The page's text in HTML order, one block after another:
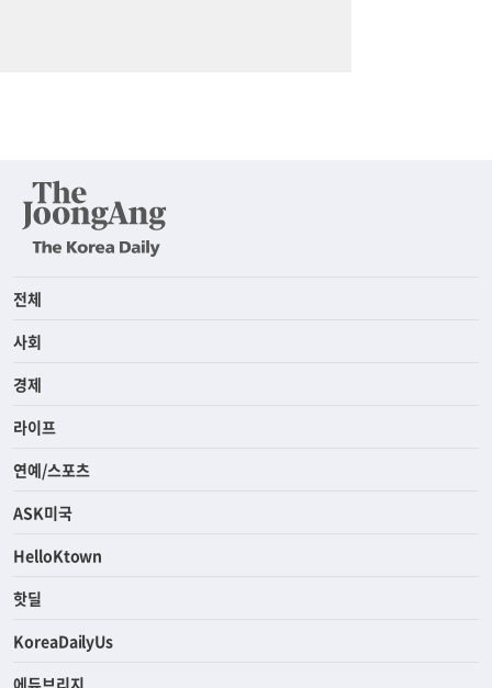
전체
사회
경제
라이프
연예/스포츠
ASK미국
HelloKtown
핫딜